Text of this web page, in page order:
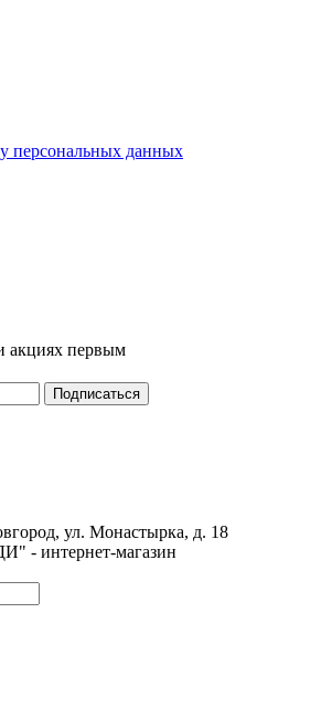
персональных данных
акциях первым
ул. Монастырка, д. 18
- интернет-магазин